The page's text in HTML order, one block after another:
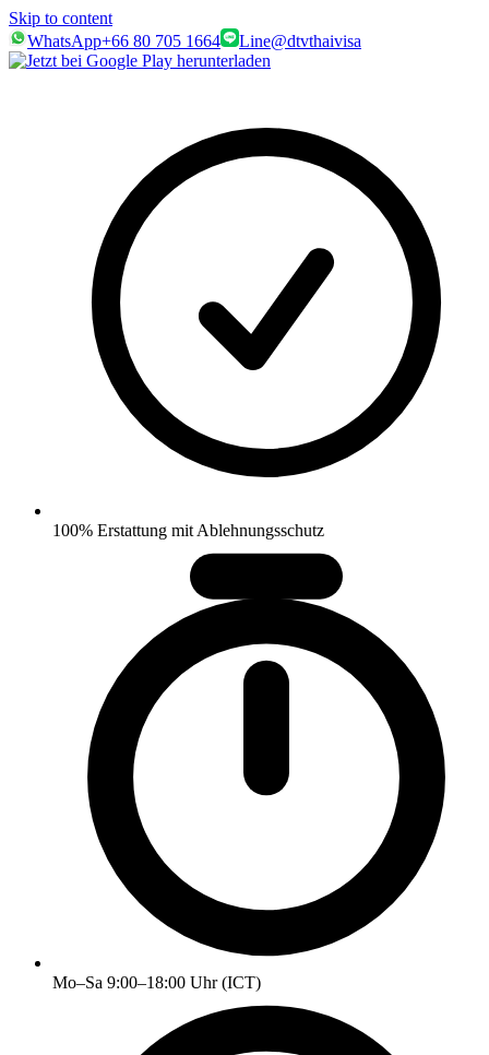
Skip to content
WhatsApp+66 80 705 1664 Line@dtvthaivisa
100% Erstattung mit Ablehnungsschutz
Mo–Sa 9:00–18:00 Uhr (ICT)